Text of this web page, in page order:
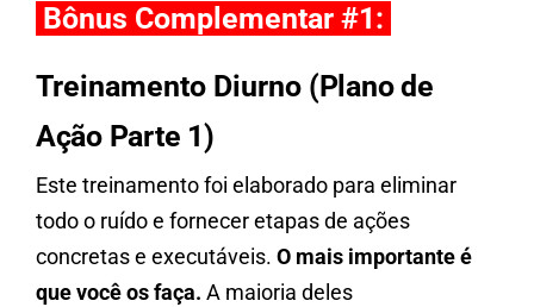
Bônus Complementar #1:
Treinamento Diurno (Plano de
Ação Parte 1)
Este treinamento foi elaborado para eliminar
todo o ruído e fornecer etapas de ações
concretas e executáveis. O mais importante é
que você os faça. A maioria deles